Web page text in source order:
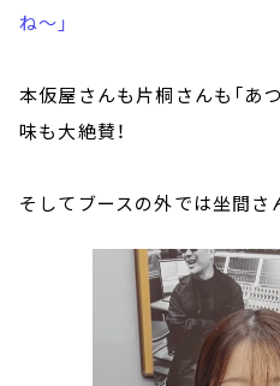
ね～」
本仮屋さんも片桐さんも「あ
味も大絶賛！
そしてブースの外では坐間さ